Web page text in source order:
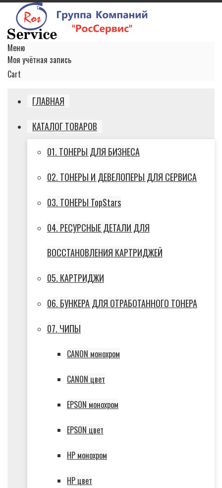
Меню
Моя учётная запись
Cart
ГЛАВНАЯ
КАТАЛОГ ТОВАРОВ
01. ТОНЕРЫ ДЛЯ БИЗНЕСА
02. ТОНЕРЫ И ДЕВЕЛОПЕРЫ ДЛЯ СЕРВИСА
03. ТОНЕРЫ TopStars
04. РЕСУРСНЫЕ ДЕТАЛИ ДЛЯ
ВОССТАНОВЛЕНИЯ КАРТРИДЖЕЙ
05. КАРТРИДЖИ
06. БУНКЕРА ДЛЯ ОТРАБОТАННОГО ТОНЕРА
07. ЧИПЫ
CANON монохром
CANON цвет
EPSON монохром
EPSON цвет
HP монохром
HP цвет